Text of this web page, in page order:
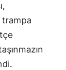
trampa